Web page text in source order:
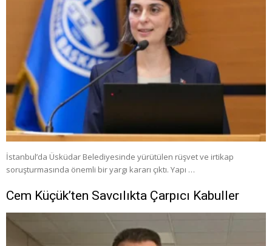
İstanbul’da Üsküdar Belediyesinde yürütülen rüşvet ve irtikap
soruşturmasında önemli bir yargı kararı çıktı. Yapı …
Cem Küçük’ten Savcılıkta Çarpıcı Kabuller